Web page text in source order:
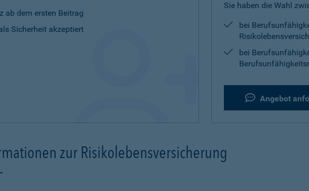
ab dem ersten Beitrag
Sicherheit akzeptiert
Sie haben die Wahl
bei
bei
Angebot
zur Risikolebensversicherung